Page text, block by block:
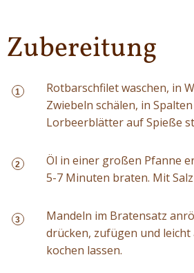
Zubereitung
1
Rotbarschfilet waschen, in
Zwiebeln schälen, in
Lorbeerblätter auf Spieße
2
Öl in einer großen Pfanne
5-7 Minuten braten. Mit
3
Mandeln im Bratensatz
drücken, zufügen und
kochen lassen.